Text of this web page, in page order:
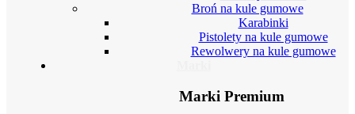
Broń na kule gumowe
Karabinki
Pistolety na kule gumowe
Rewolwery na kule gumowe
Marki Premium